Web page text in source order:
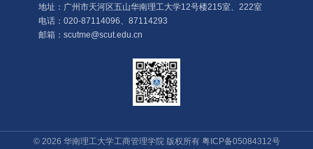
地址：广州市天河区五山华南理工大学12号楼215室、222室
电话：020-87114096、87114293
邮箱：scutme@scut.edu.cn
© 2026 华南理工大学工商管理学院 版权所有 粤ICP备05084312号